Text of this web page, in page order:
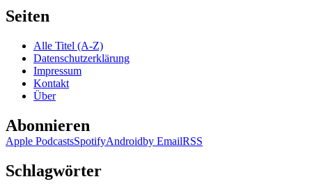
Seiten
Alle Titel (A-Z)
Datenschutzerklärung
Impressum
Kontakt
Über
Abonnieren
Apple PodcastsSpotifyAndroidby EmailRSS
Schlagwörter